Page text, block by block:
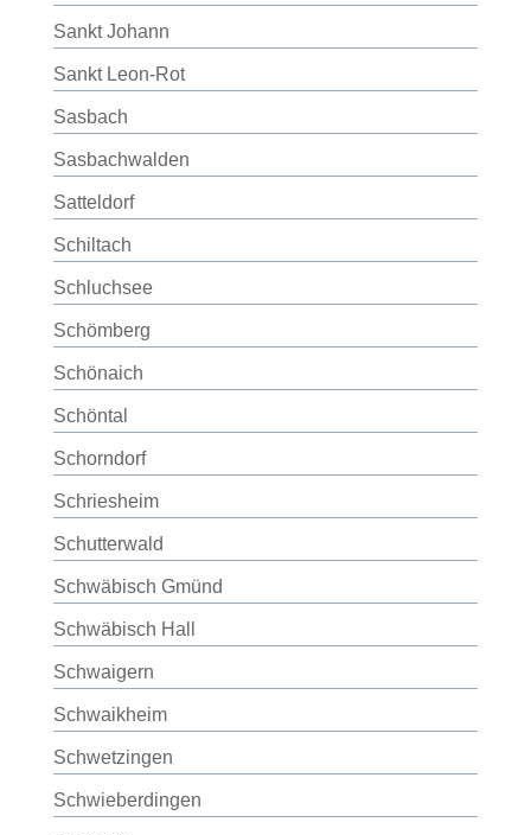
Sankt Johann
Sankt Leon-Rot
Sasbach
Sasbachwalden
Satteldorf
Schiltach
Schluchsee
Schömberg
Schönaich
Schöntal
Schorndorf
Schriesheim
Schutterwald
Schwäbisch Gmünd
Schwäbisch Hall
Schwaigern
Schwaikheim
Schwetzingen
Schwieberdingen